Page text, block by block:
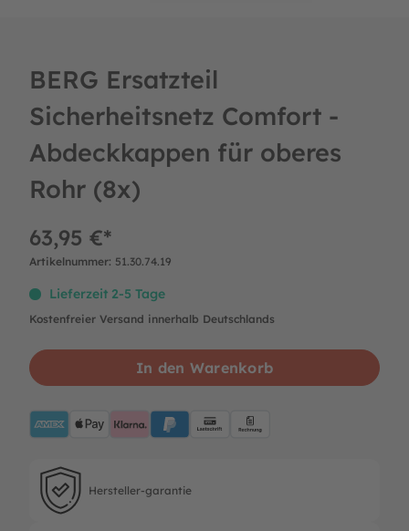
BERG Ersatzteil
Sicherheitsnetz Comfort -
Abdeckkappen für oberes
Rohr (8x)
63,95 €*
Artikelnummer: 51.30.74.19
Lieferzeit 2-5 Tage
Kostenfreier Versand innerhalb Deutschlands
In den Warenkorb
ApplePayKlarna PayPalBlueLastschrift
Hersteller-garantie
Hersteller-garantie